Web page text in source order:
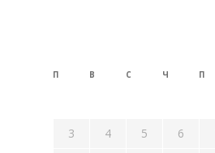
П В С Ч П
3
4 5 6